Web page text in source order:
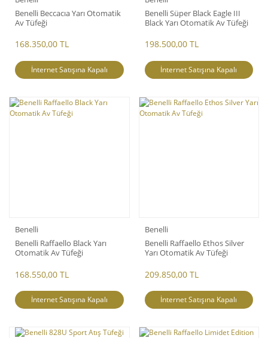
Benelli Beccacıa Yarı Otomatik
Av Tüfeği
168.350,00 TL
İnternet Satışına Kapalı
Benelli Süper Black Eagle III
Black Yarı Otomatik Av Tüfeği
198.500,00 TL
İnternet Satışına Kapalı
Benelli
Benelli Raffaello Black Yarı
Otomatik Av Tüfeği
168.550,00 TL
İnternet Satışına Kapalı
Benelli
Benelli Raffaello Ethos Silver
Yarı Otomatik Av Tüfeği
209.850,00 TL
İnternet Satışına Kapalı